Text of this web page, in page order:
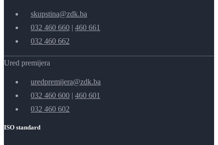
skupstina@zdk.ba
032 460 660 | 460 661
032 460 662
Ured premijera
uredpremijera@zdk.ba
032 460 600 | 460 601
032 460 602
ISO standard